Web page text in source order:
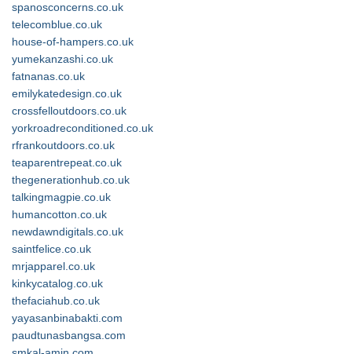
spanosconcerns.co.uk
telecomblue.co.uk
house-of-hampers.co.uk
yumekanzashi.co.uk
fatnanas.co.uk
emilykatedesign.co.uk
crossfelloutdoors.co.uk
yorkroadreconditioned.co.uk
rfrankoutdoors.co.uk
teaparentrepeat.co.uk
thegenerationhub.co.uk
talkingmagpie.co.uk
humancotton.co.uk
newdawndigitals.co.uk
saintfelice.co.uk
mrjapparel.co.uk
kinkycatalog.co.uk
thefaciahub.co.uk
yayasanbinabakti.com
paudtunasbangsa.com